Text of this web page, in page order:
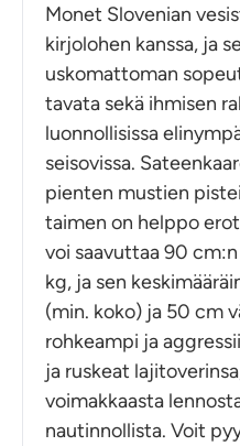
Monet Slovenian
kirjolohen kanssa, ja
uskomattoman
tavata sekä ihmisen
luonnollisissa
seisovissa.
pienten mustien
taimen on helppo
voi saavuttaa 90
kg, ja sen
(min. koko) ja 50 cm
rohkeampi ja
ja ruskeat
voimakkaasta
nautinnollista. Voit